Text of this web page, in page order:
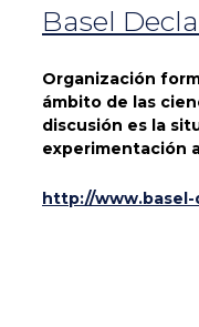
Basel
Organización
ámbito de las
discusión es la
experimentación
http://